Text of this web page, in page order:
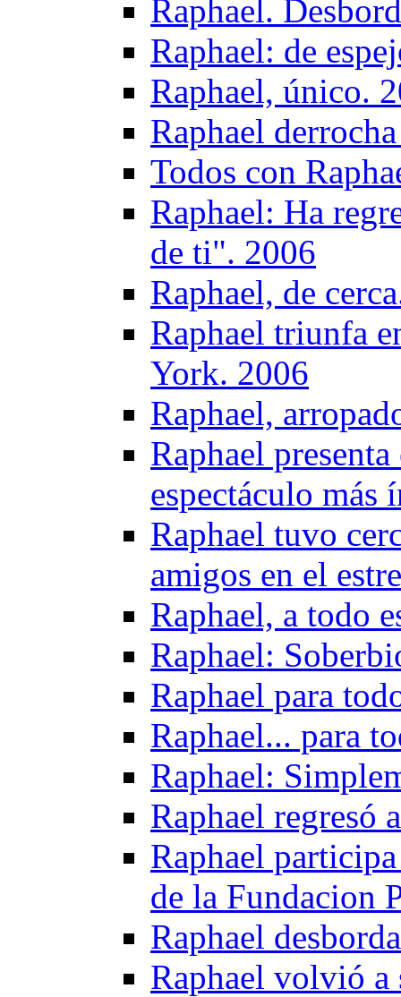
Raphael.
Raphael: de
Raphael, único.
Raphael
Todos con
Raphael: Ha
de ti". 2006
Raphael, de
Raphael triunfa
York. 2006
Raphael,
Raphael
espectáculo más
Raphael tuvo
amigos en el
Raphael, a todo
Raphael:
Raphael para
Raphael... para
Raphael:
Raphael regresó
Raphael
de la Fundacion
Raphael
Raphael volvió a